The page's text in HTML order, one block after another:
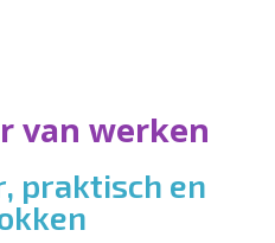
van werken
praktisch en